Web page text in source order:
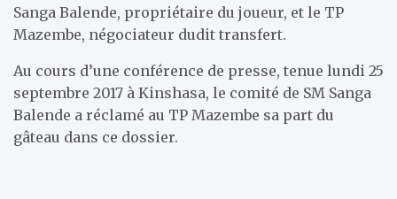
Sanga Balende, propriétaire du joueur, et le TP
Mazembe, négociateur dudit transfert.
Au cours d’une conférence de presse, tenue lundi 25
septembre 2017 à Kinshasa, le comité de SM Sanga
Balende a réclamé au TP Mazembe sa part du
gâteau dans ce dossier.